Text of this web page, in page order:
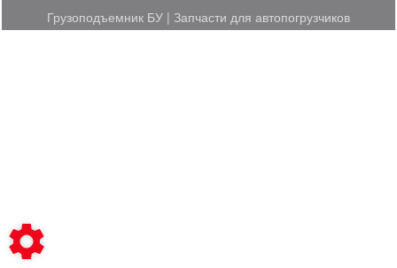
Грузоподъемник БУ | Запчасти для автопогрузчиков